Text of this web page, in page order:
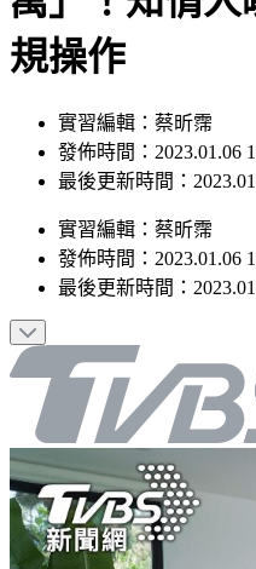
萬」！知情人
規操作
實習編輯：蔡昕霈
發佈時間：2023.01.06
實習編輯 ： 蔡昕霈
發佈時間：2023.01.06